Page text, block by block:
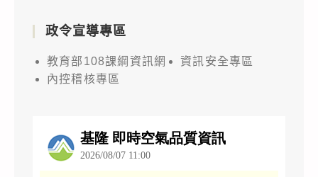
政令宣導專區
教育部108課綱資訊網
資訊安全專區
內控稽核專區